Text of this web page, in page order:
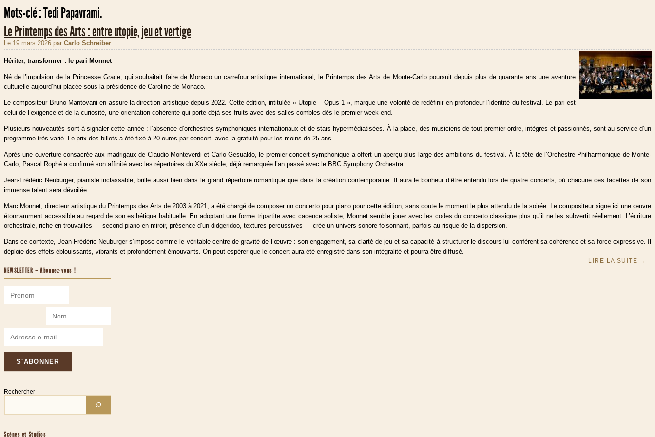
Mots-clé :Tedi Papavrami.
Le Printemps des Arts : entre utopie, jeu et vertige
Le 19 mars 2026 par Carlo Schreiber
Hériter, transformer : le pari Monnet
Né de l’impulsion de la Princesse Grace, qui souhaitait faire de Monaco un carrefour artistique international, le Printemps des Arts de Monte-Carlo poursuit depuis plus de quarante ans une aventure
culturelle aujourd’hui placée sous la présidence de Caroline de Monaco.
Le compositeur Bruno Mantovani en assure la direction artistique depuis 2022. Cette édition, intitulée « Utopie – Opus 1 », marque une volonté de redéfinir en profondeur l’identité du festival. Le pari est
celui de l’exigence et de la curiosité, une orientation cohérente qui porte déjà ses fruits avec des salles combles dès le premier week-end.
Plusieurs nouveautés sont à signaler cette année : l’absence d’orchestres symphoniques internationaux et de stars hypermédiatisées. À la place, des musiciens de tout premier ordre, intègres et passionnés, sont au service d’un
programme très varié. Le prix des billets a été fixé à 20 euros par concert, avec la gratuité pour les moins de 25 ans.
Après une ouverture consacrée aux madrigaux de Claudio Monteverdi et Carlo Gesualdo, le premier concert symphonique a offert un aperçu plus large des ambitions du festival. À la tête de l’Orchestre Philharmonique de Monte-
Carlo, Pascal Rophé a confirmé son affinité avec les répertoires du XXe siècle, déjà remarquée l’an passé avec le BBC Symphony Orchestra.
Jean-Frédéric Neuburger, pianiste inclassable, brille aussi bien dans le grand répertoire romantique que dans la création contemporaine. Il aura le bonheur d’être entendu lors de quatre concerts, où chacune des facettes de son
immense talent sera dévoilée.
Marc Monnet, directeur artistique du Printemps des Arts de 2003 à 2021, a été chargé de composer un concerto pour piano pour cette édition, sans doute le moment le plus attendu de la soirée. Le compositeur signe ici une œuvre
étonnamment accessible au regard de son esthétique habituelle. En adoptant une forme tripartite avec cadence soliste, Monnet semble jouer avec les codes du concerto classique plus qu’il ne les subvertit réellement. L’écriture
orchestrale, riche en trouvailles — second piano en miroir, présence d’un didgeridoo, textures percussives — crée un univers sonore foisonnant, parfois au risque de la dispersion.
Dans ce contexte, Jean-Frédéric Neuburger s’impose comme le véritable centre de gravité de l’œuvre : son engagement, sa clarté de jeu et sa capacité à structurer le discours lui confèrent sa cohérence et sa force expressive. Il
déploie des effets éblouissants, vibrants et profondément émouvants. On peut espérer que le concert aura été enregistré dans son intégralité et pourra être diffusé.
LIRE LA SUITE →
NEWSLETTER – Abonnez-vous !
Rechercher
Scènes et Studios